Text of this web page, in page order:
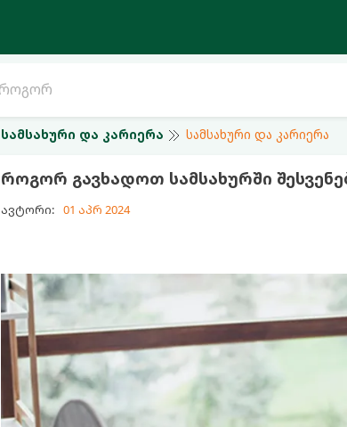
სამსახური და კარიერა სამსახური და კარიერა
როგორ გავხადოთ სამსახურში
ავტორი: 01 აპრ 2024